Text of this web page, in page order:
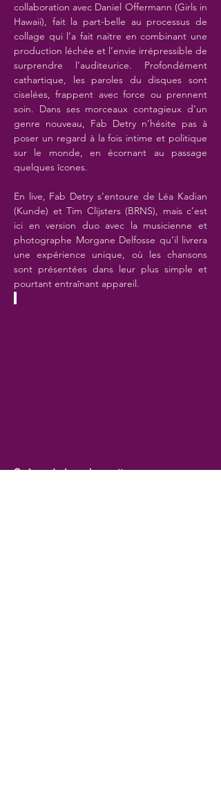
collaboration avec Daniel Offermann (Girls in
Hawaii), fait la part-belle au processus de
collage qui l’a fait naitre en combinant une
production léchée et l’envie irrépressible de
surprendre l’auditeurice. Profondément
cathartique, les paroles du disques sont
ciselées, frappent avec force ou prennent
soin. Dans ses morceaux contagieux d’un
genre nouveau, Fab Detry n’hésite pas à
poser un regard à la fois intime et politique
sur le monde, en écornant au passage
quelques îcones.
En live, Fab Detry s’entoure de Léa Kadian
(Kunde) et Tim Clijsters (BRNS), mais c’est
ici en version duo avec la musicienne et
photographe Morgane Delfosse qu’il livrera
une expérience unique, où les chansons
sont présentées dans leur plus simple et
pourtant entraînant appareil.
Scène de la guinguette